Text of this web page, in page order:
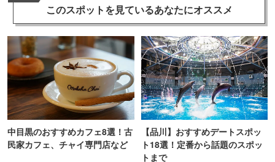
このスポットを見ているあなたにオススメ
中目黒のおすすめカフェ8選！古
民家カフェ、チャイ専門店など
【品川】おすすめデートスポッ
ト18選！定番から話題のスポッ
トまで